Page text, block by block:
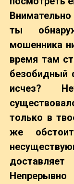
ты
мошенника
время там
безобидный
исчез?
только в
же